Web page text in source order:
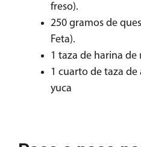
freso).
250 gramos de
Feta).
1 taza de harina de
1 cuarto de taza
yuca